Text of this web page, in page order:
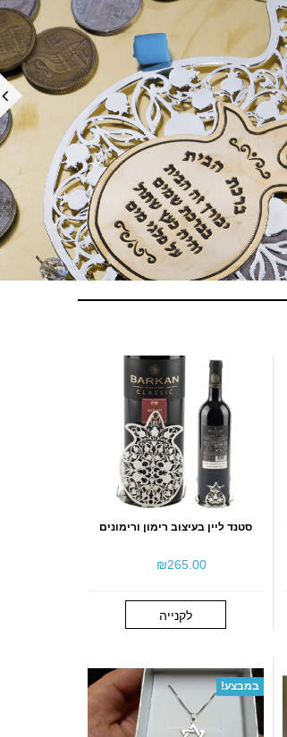
סטנד ליין בעיצוב רימון ורימונים
₪‎265.00
לקנייה
במבצע!